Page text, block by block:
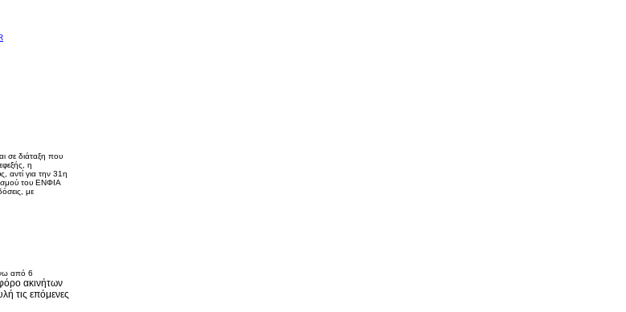
σε διάταξη που
η
αντί για την 31η
του ΕΝΦΙΑ
με
από 6
ακινήτων
τις επόμενες